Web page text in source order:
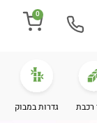
0
רכבת גדרות במבוק